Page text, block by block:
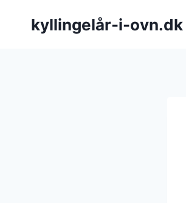
kyllingelår-i-ovn.dk